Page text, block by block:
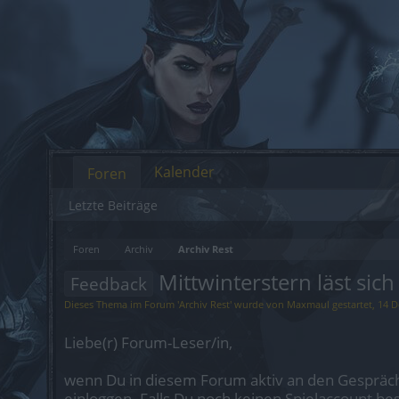
Foren Archiv Archiv Rest
Feedback Mittwinterstern läst
Dieses Thema im Forum 'Archiv Rest' wurde von Maxmaul gestartet, 14
Liebe(r) Forum-Leser/in,
wenn Du in diesem Forum aktiv an den
Foren
Letzte Beiträge
Kalender